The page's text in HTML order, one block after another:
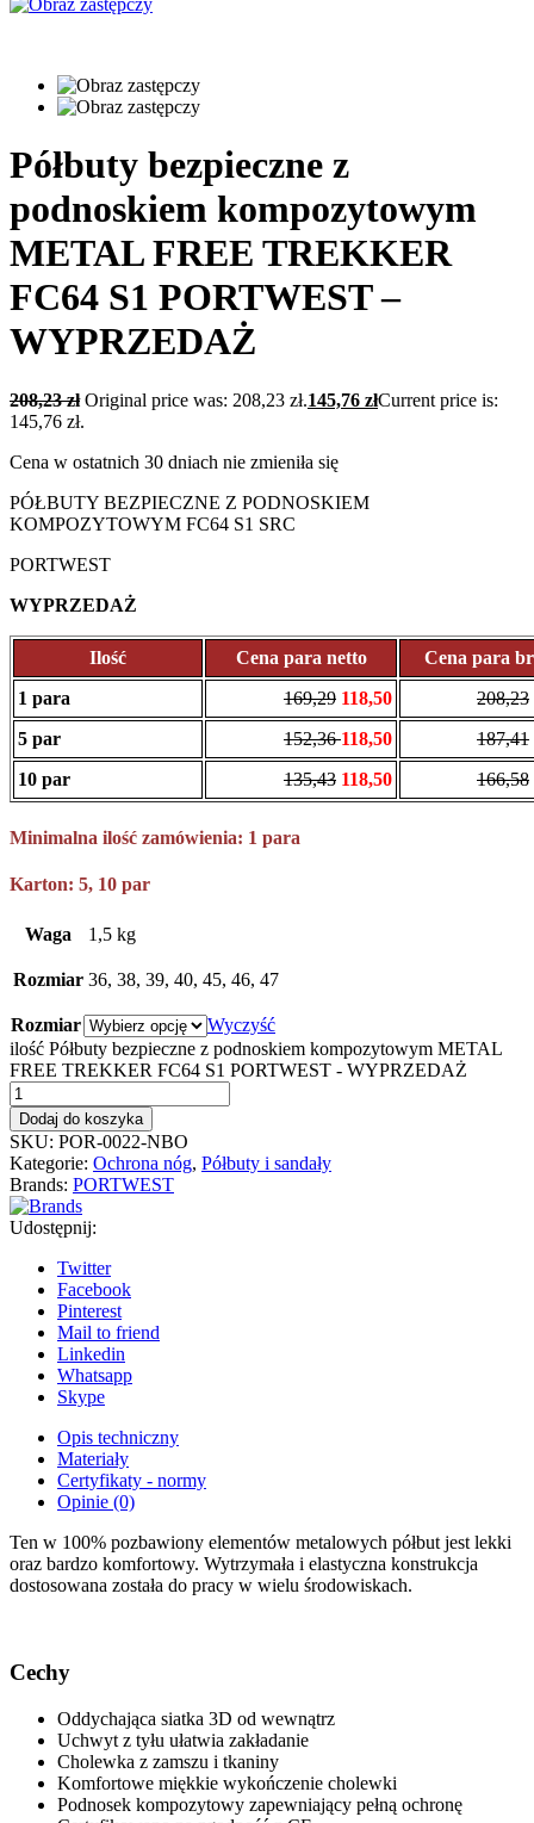
Półbuty bezpieczne z
podnoskiem kompozytowym
METAL FREE TREKKER
FC64 S1 PORTWEST –
WYPRZEDAŻ
208,23zł Original price was: 208,23 zł.145,76 złCurrent price is:
145,76 zł.
Cena w ostatnich 30 dniach nie zmieniła się
PÓŁBUTY BEZPIECZNE Z PODNOSKIEM
KOMPOZYTOWYM FC64 S1 SRC
PORTWEST
WYPRZEDAŻ
Ilość Cena para netto
Cena para
1 para
169,29 118,50
208,23
5 par
152,36118,50
187,41
10 par
135,43 118,50 166,58
Minimalna ilość zamówienia: 1 para
Karton: 5, 10 par
Waga 1,5 kg
Rozmiar 36, 38, 39, 40, 45, 46, 47
Rozmiar
Wyczyść
ilość Półbuty bezpieczne z podnoskiem kompozytowym METAL
FREE TREKKER FC64 S1 PORTWEST - WYPRZEDAŻ
Dodaj do koszyka
SKU: POR-0022-NBO
Kategorie: Ochrona nóg, Półbuty i sandały
Brands: PORTWEST
Udostępnij:
Twitter
Facebook
Pinterest
Mail to friend
Linkedin
Whatsapp
Skype
Opis techniczny
Materiały
Certyfikaty - normy
Opinie (0)
Ten w 100% pozbawiony elementów metalowych półbut jest lekki
oraz bardzo komfortowy. Wytrzymała i elastyczna konstrukcja
dostosowana została do pracy w wielu środowiskach.
Cechy
Oddychająca siatka 3D od wewnątrz
Uchwyt z tyłu ułatwia zakładanie
Cholewka z zamszu i tkaniny
Komfortowe miękkie wykończenie cholewki
Podnosek kompozytowy zapewniający pełną ochronę